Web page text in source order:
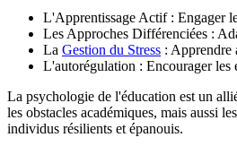
L'Apprentissage Actif : Engager
Les Approches Différenciées :
La Gestion du Stress : Apprendre
L'autorégulation : Encourager les
La psychologie de l'éducation est un
les obstacles académiques, mais aussi
individus résilients et épanouis.